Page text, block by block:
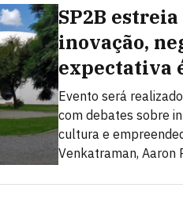
SP2B
inovação,
expectativa
Evento será
com debates sobre
cultura e
Venkatraman, Aaron